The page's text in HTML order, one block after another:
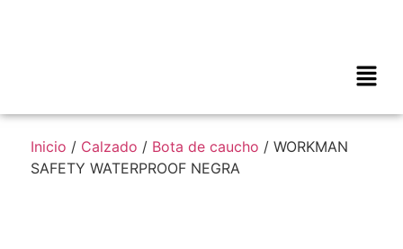
Inicio / Calzado / Bota de caucho / WORKMAN
SAFETY WATERPROOF NEGRA